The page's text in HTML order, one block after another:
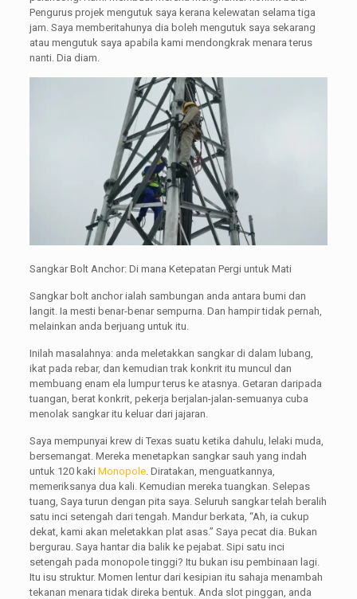
Pengurus projek mengutuk saya kerana kelewatan selama tiga
jam. Saya memberitahunya dia boleh mengutuk saya sekarang
atau mengutuk saya apabila kami mendongkrak menara terus
nanti. Dia diam.
Sangkar Bolt Anchor: Di mana Ketepatan Pergi untuk Mati
Sangkar bolt anchor ialah sambungan anda antara bumi dan
langit. Ia mesti benar-benar sempurna. Dan hampir tidak pernah,
melainkan anda berjuang untuk itu.
Inilah masalahnya: anda meletakkan sangkar di dalam lubang,
ikat pada rebar, dan kemudian trak konkrit itu muncul dan
membuang enam ela lumpur terus ke atasnya. Getaran daripada
tuangan, berat konkrit, pekerja berjalan-jalan-semuanya cuba
menolak sangkar itu keluar dari jajaran.
Saya mempunyai krew di Texas suatu ketika dahulu, lelaki muda,
bersemangat. Mereka menetapkan sangkar sauh yang indah
untuk 120 kaki Monopole. Diratakan, menguatkannya,
memeriksanya dua kali. Kemudian mereka tuangkan. Selepas
tuang, Saya turun dengan pita saya. Seluruh sangkar telah beralih
satu inci setengah dari tengah. Mandur berkata, “Ah, ia cukup
dekat, kami akan meletakkan plat asas.” Saya pecat dia. Bukan
bergurau. Saya hantar dia balik ke pejabat. Sipi satu inci
setengah pada monopole tinggi? Itu bukan isu pembinaan lagi.
Itu isu struktur. Momen lentur dari kesipian itu sahaja menambah
tekanan menara tidak direka bentuk. Anda slot pinggan, anda